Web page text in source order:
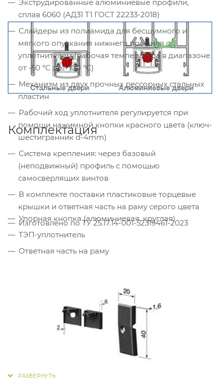
Экструдированные алюминиевые профили,
сплав 6060 (АД31 Т1 ГОСТ 22233-2018)
Слайдеры из полиамида для бесшумного и
мягкого опускания нижнего профиля с
уплотнителем (рабочая температура в диапазоне
от -50 °С до +100 °С)
Механизм из двух прочных рессорных стальных
пластин
Рабочий ход уплотнителя регулируется при
помощи нажимной кнопки красного цвета (ключ-
шестигранник d-4mm)
Система крепления: через базовый
(неподвижный) профиль с помощью
самосверлящих винтов
В комплекте поставки пластиковые торцевые
крышки и ответная часть на раму серого цвета
Изготовлено по ТУ 25.17.14-001-52319461-2023
Комплектация
Упорная кнопка (алюминиевая, круглая)
ТЭП-уплотнитель
Ответная часть на раму